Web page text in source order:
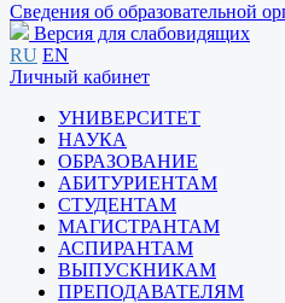
Сведения об образовательной
Версия для слабовидящих
RU EN
Личный кабинет
УНИВЕРСИТЕТ
НАУКА
ОБРАЗОВАНИЕ
АБИТУРИЕНТАМ
СТУДЕНТАМ
МАГИСТРАНТАМ
АСПИРАНТАМ
ВЫПУСКНИКАМ
ПРЕПОДАВАТЕЛЯМ